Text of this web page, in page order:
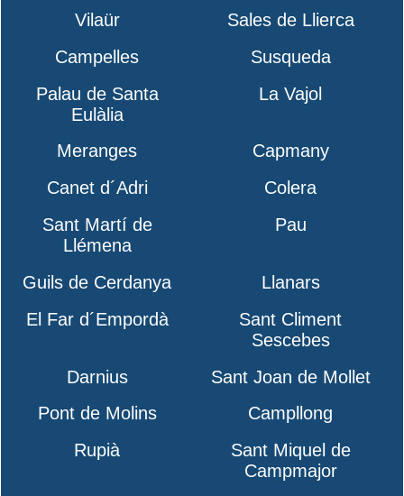
Vilaür
Sales de Llierca
Campelles
Susqueda
Palau de Santa
Eulàlia
La Vajol
Meranges
Capmany
Canet d´Adri
Colera
Sant Martí de
Llémena
Pau
Guils de Cerdanya
Llanars
El Far d´Empordà
Sant Climent
Sescebes
Darnius
Sant Joan de Mollet
Pont de Molins
Campllong
Rupià
Sant Miquel de
Campmajor